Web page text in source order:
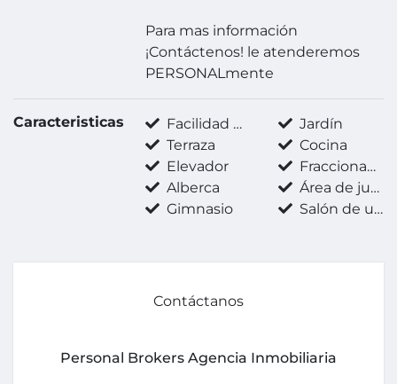
Para mas información
¡Contáctenos! le atenderemos
PERSONALmente
Caracteristicas Facilidad para estacionarse
Jardín
Terraza
Cocina
Elevador
Fraccionamiento privado
Alberca
Área de juegos infantiles
Gimnasio
Salón de usos múltiples
Contáctanos
Personal Brokers Agencia Inmobiliaria